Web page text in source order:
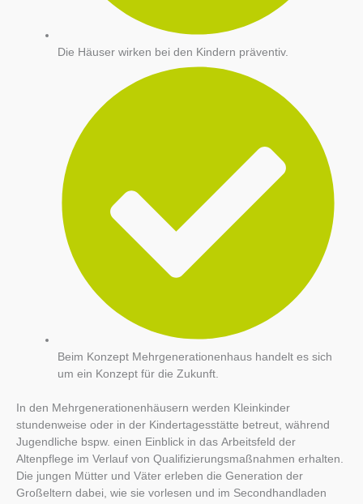
Die Häuser wirken bei den Kindern präventiv.
Beim Konzept Mehrgenerationenhaus handelt es sich
um ein Konzept für die Zukunft.
In den Mehrgenerationenhäusern werden Kleinkinder
stundenweise oder in der Kindertagesstätte betreut, während
Jugendliche bspw. einen Einblick in das Arbeitsfeld der
Altenpflege im Verlauf von Qualifizierungsmaßnahmen erhalten.
Die jungen Mütter und Väter erleben die Generation der
Großeltern dabei, wie sie vorlesen und im Secondhandladen